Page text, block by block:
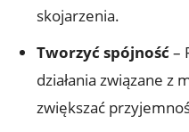
skojarzenia.
Tworzyć spójność–
działania związane z
zwiększać